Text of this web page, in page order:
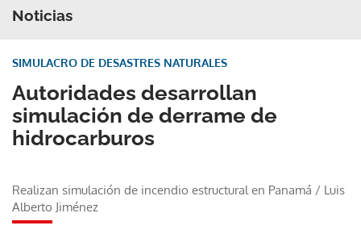
Noticias
Autoridades desarrollan
simulación de derrame de
hidrocarburos
SIMULACRO DE DESASTRES NATURALES
Realizan simulación de incendio estructural en Panamá / Luis
Alberto Jiménez